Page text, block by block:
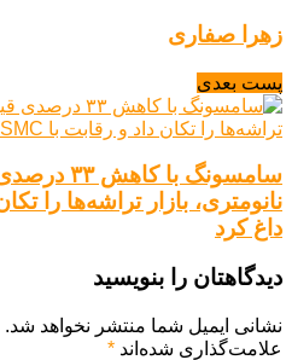
زهرا صفاری
پست بعدی
داغ کرد
دیدگاهتان را بنویسید
نشانی ایمیل شما منتشر نخواهد شد.
علامت‌گذاری شده‌اند *